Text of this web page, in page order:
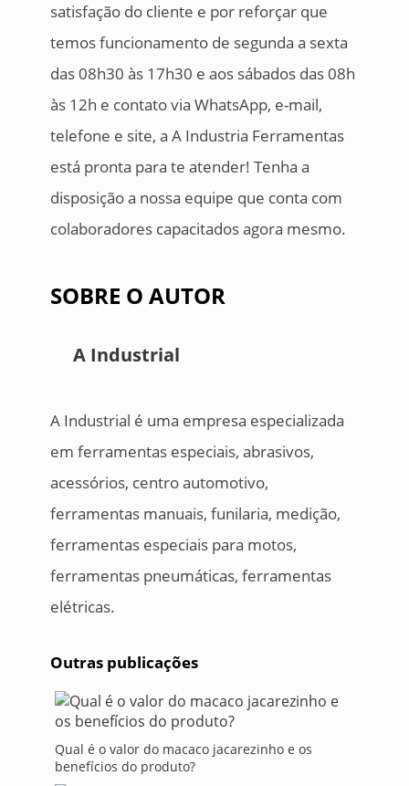
satisfação do cliente e por reforçar que
temos funcionamento de segunda a sexta
das 08h30 às 17h30 e aos sábados das 08h
às 12h e contato via WhatsApp, e-mail,
telefone e site, a A Industria Ferramentas
está pronta para te atender! Tenha a
disposição a nossa equipe que conta com
colaboradores capacitados agora mesmo.
SOBRE O AUTOR
A Industrial
A Industrial é uma empresa especializada
em ferramentas especiais, abrasivos,
acessórios, centro automotivo,
ferramentas manuais, funilaria, medição,
ferramentas especiais para motos,
ferramentas pneumáticas, ferramentas
elétricas.
Outras publicações
Qual é o valor do macaco jacarezinho e os
benefícios do produto?